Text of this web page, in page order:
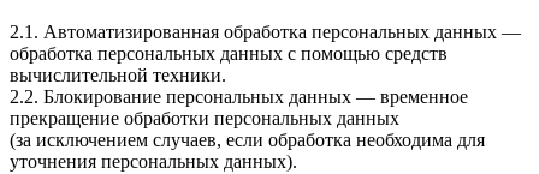
2.1. Автоматизированная обработка персональных данных —
обработка персональных данных с помощью средств
вычислительной техники.
2.2. Блокирование персональных данных — временное
прекращение обработки персональных данных
(за исключением случаев, если обработка необходима для
уточнения персональных данных).